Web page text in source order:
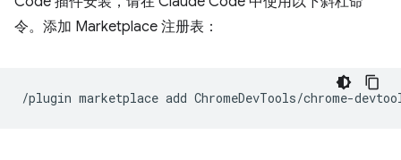
令。添加 Marketplace 注册表：
/plugin marketplace add